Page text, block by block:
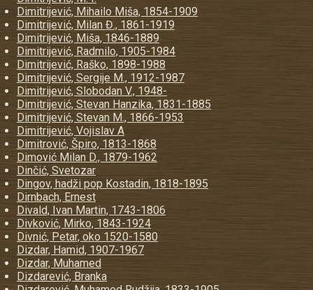
Dimitrijević, Mihailo Miša, 1854-1909
Dimitrijević, Milan Đ., 1861-1919
Dimitrijević, Miša, 1846-1889
Dimitrijević, Radmilo, 1905-1984
Dimitrijević, Raško, 1898-1988
Dimitrijević, Sergije M., 1912-1987
Dimitrijević, Slobodan V., 1948-
Dimitrijević, Stevan Hanzika, 1831-1885
Dimitrijević, Stevan M., 1866-1953
Dimitrijević, Vojislav A
Dimitrović, Špiro, 1813-1868
Dimović Milan D., 1879-1962
Dinčić, Svetozar
Dingov, hadži pop Kostadin, 1818-1895
Dirnbach, Ernest
Divald, Ivan Martin, 1743-1806
Divković, Mirko, 1843-1924
Divnić, Petar, oko 1520-1580
Dizdar, Hamid, 1907-1967
Dizdar, Muhamed
Dizdarević, Branka